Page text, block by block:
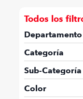
Todos los
Departamento
Electrodomésticos
Minidomésticos
Categoría
Otros
Refrigeradoras
Sub-Categoría
Mini bares
Color